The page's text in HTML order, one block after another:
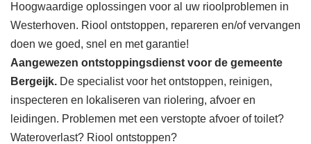
Hoogwaardige oplossingen voor al uw rioolproblemen in
Westerhoven. Riool ontstoppen, repareren en/of vervangen
doen we goed, snel en met garantie!
Aangewezen ontstoppingsdienst voor de gemeente
Bergeijk. De specialist voor het ontstoppen, reinigen,
inspecteren en lokaliseren van riolering, afvoer en
leidingen. Problemen met een verstopte afvoer of toilet?
Wateroverlast? Riool ontstoppen?